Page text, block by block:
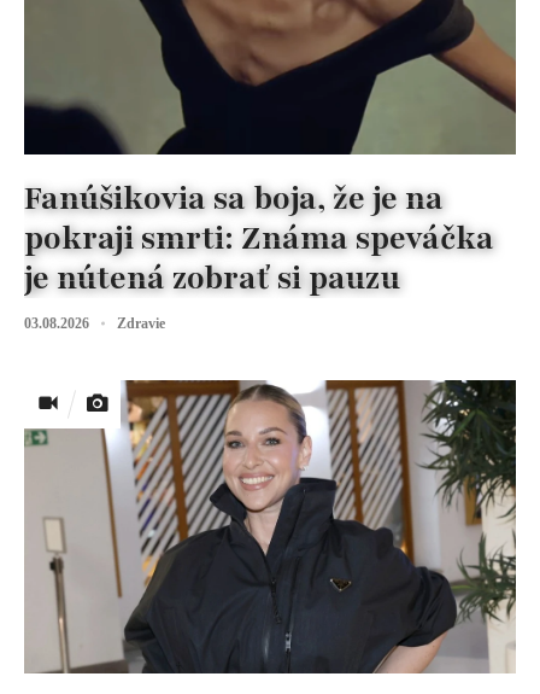
Fanúšikovia sa boja, že je na
pokraji smrti: Známa speváčka
je nútená zobrať si pauzu
03.08.2026 Zdravie